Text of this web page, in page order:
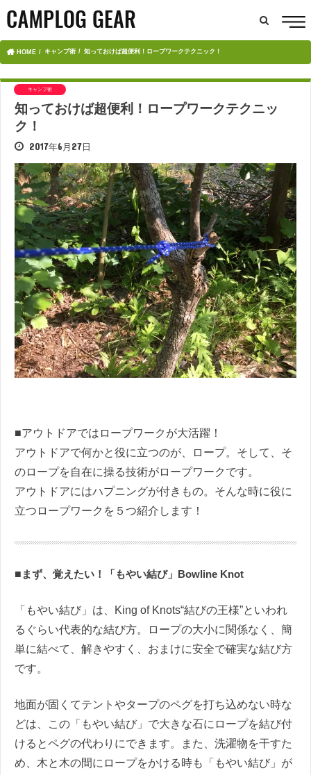
HOME キャンプ術 知っておけば超便利！ロープワークテクニック！
キャンプ術
知っておけば超便利！ロープワークテクニッ
ク！
2017年6月27日
■アウトドアではロープワークが大活躍！
アウトドアで何かと役に立つのが、ロープ。そして、そ
のロープを自在に操る技術がロープワークです。
アウトドアにはハプニングが付きもの。そんな時に役に
立つロープワークを５つ紹介します！
■ まず、覚えたい！「もやい結び」Bowline Knot
「もやい結び」は、King of Knots“結びの王様”といわれ
るぐらい代表的な結び方。ロープの大小に関係なく、簡
単に結べて、解きやすく、おまけに安全で確実な結び方
です。
地面が固くてテントやタープのペグを打ち込めない時な
どは、この「もやい結び」で大きな石にロープを結び付
けるとペグの代わりにできます。また、洗濯物を干すた
め、木と木の間にロープをかける時も「もやい結び」が